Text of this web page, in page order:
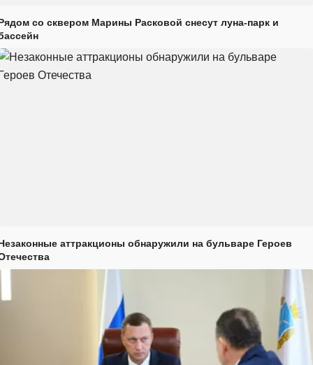
со сквером Марины Расковой снесут луна-парк и
аттракционы обнаружили на бульваре Героев